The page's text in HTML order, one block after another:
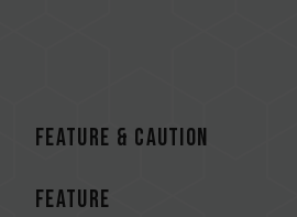
FEATURE & CAUTION
FEATURE